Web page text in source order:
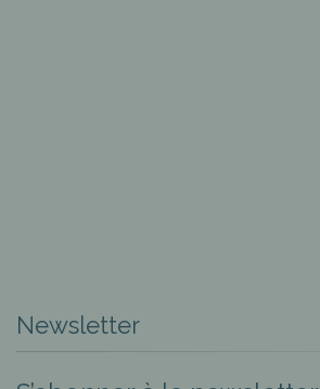
Newsletter